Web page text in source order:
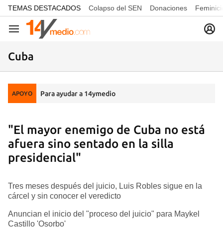
common.go-to-content
TEMAS DESTACADOS Colapso del SEN Donaciones
Navegación
Cuba
APOYO Para ayudar a 14ymedio
"El mayor enemigo de Cuba no está
afuera sino sentado en la silla
presidencial"
Tres meses después del juicio, Luis Robles sigue en la
cárcel y sin conocer el veredicto
Anuncian el inicio del "proceso del juicio" para Maykel
Castillo 'Osorbo'